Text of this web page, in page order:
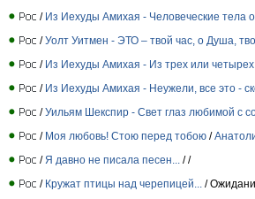
/ Из Иехуды Амихая - Человеческие тела
/Уолт Уитмен - ЭТО – твой час, о Душа,
/ Из Иехуды Амихая - Из трех или
/ Из Иехуды Амихая - Неужели, все это -
/Уильям Шекспир - Свет глаз любимой с
/ Моя любовь! Стою перед тобою /
/ Я давно не писала песен... //
/ Кружат птицы над черепицей... /